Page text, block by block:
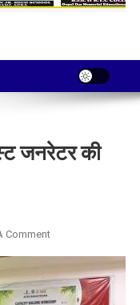
जनरेटर की
CommentOn
दिन
में